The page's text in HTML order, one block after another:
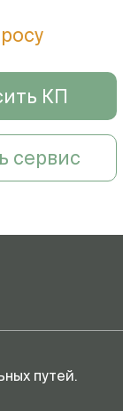
КП
сервис
путей.